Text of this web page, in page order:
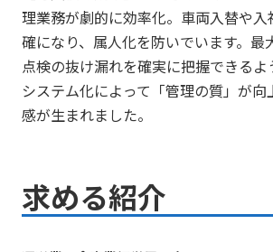
理業務が劇的に効率化。車両入替や
確になり、属人化を防いでいます。最
点検の抜け漏れを確実に把握できるよ
システム化によって「管理の質」が
感が生まれました。
求める紹介